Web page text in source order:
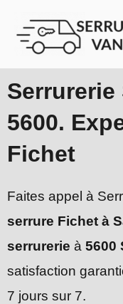
contenu
Serrurerie
5600.
Fichet
Faites appel à
serrure Fichet à
serrurerie à 5600
satisfaction
7 jours sur 7.